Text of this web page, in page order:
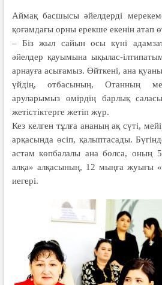
Аймақ басшысы әйелдерді
қоғамдағы орны ерекше екенін атап
– Біз жыл сайын осы күні
әйелдер қауымына ықылас-
арнауға асығамыз. Өйткені, ана
үйдің, отбасының, Отанның
аруларымыз өмірдің барлық
жетістіктерге жетіп жүр.
Кез келген тұлға ананың ақ сүті,
арқасында өсіп, қалыптасады.
астам көпбалалы ана болса,
алқа» алқасының, 12 мыңға жуығы
иегері.